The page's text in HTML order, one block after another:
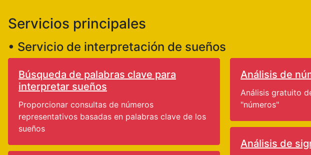
Servicios principales
• Servicio de interpretación de sueños
Búsqueda de palabras clave para
interpretar sueños
Proporcionar consultas de números
representativos basadas en palabras clave de los
sueños
Análisis de
Análisis gratuito
"números"